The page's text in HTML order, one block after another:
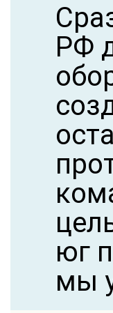
РФ
юг
мы